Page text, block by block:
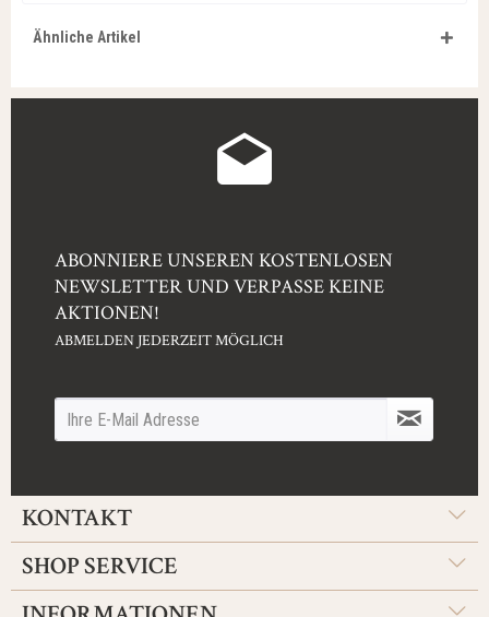
Ähnliche Artikel
ABONNIERE UNSEREN KOSTENLOSEN
NEWSLETTER UND VERPASSE KEINE
AKTIONEN!
ABMELDEN JEDERZEIT MÖGLICH
KONTAKT
SHOP SERVICE